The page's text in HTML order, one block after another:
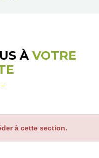
À VOTRE
à cette section.